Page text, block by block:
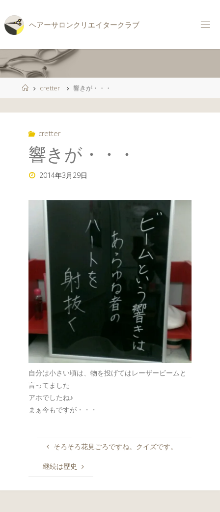
ン
テ
へ
ス
ヘアーサロ ンク リ エイ タークラブ
ホ
ー
cretter 響きが・・・
cretter
響きが・・・
2014年3月29日
自分は小さい頃は、物を投げてはレーザービームと
言ってました
アホでしたね♪
まぁ今もですが・・・
そろそろ花見ごろですね。クイズです。
継続は歴史